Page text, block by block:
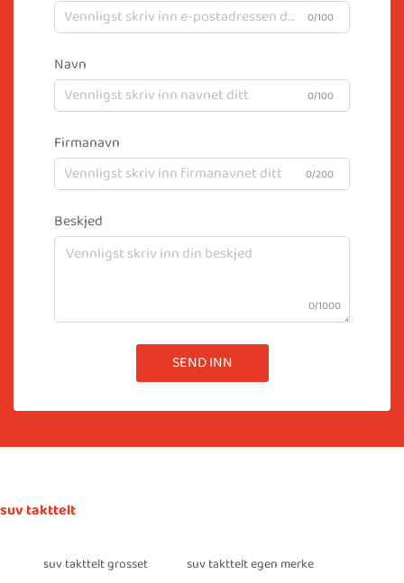
0/100
Navn
0/100
Firmanavn
0/200
Beskjed
0/1000
SEND INN
suv takttelt
suv takttelt grosset
suv takttelt egen merke